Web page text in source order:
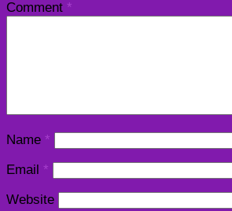
Comment *
Name *
Email *
Website